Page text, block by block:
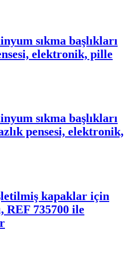
sıkma başlıkları
elektronik, pille
sıkma başlıkları
pensesi, elektronik,
kapaklar için
REF 735700 ile